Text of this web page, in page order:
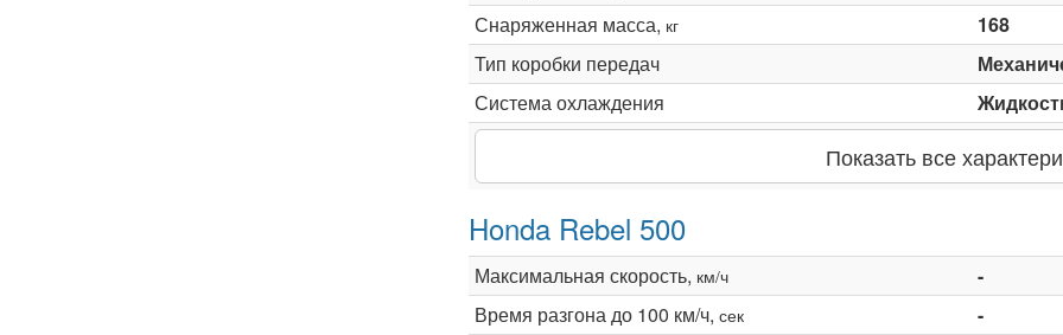
Снаряженная масса, кг
168
Тип коробки передач
Система охлаждения
Показать все
Honda Rebel 500
Максимальная скорость, км/ч
-
Время разгона до 100 км/ч, сек -